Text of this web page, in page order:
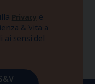
Privacy e
& Vita a
ai sensi del